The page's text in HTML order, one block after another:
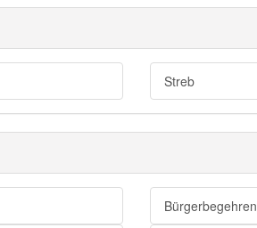
Appetit (auf)
Trieb
Streb
Bürgerbegehren